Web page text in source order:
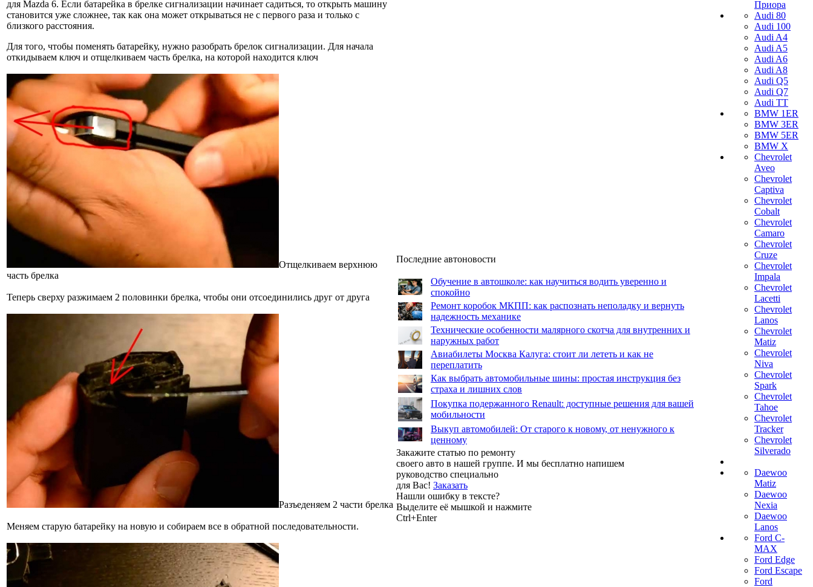
для Mazda 6. Если батарейка в брелке сигнализации начинает садиться, то открыть машину
становится уже сложнее, так как она может открываться не с первого раза и только с
близкого расстояния.
Для того, чтобы поменять батарейку, нужно разобрать брелок сигнализации. Для начала
откидываем ключ и отщелкиваем часть брелка, на которой находится ключ
Отщелкиваем верхнюю
часть брелка
Теперь сверху разжимаем 2 половинки брелка, чтобы они отсоединились друг от друга
Разъеденяем 2 части брелка
Меняем старую батарейку на новую и собираем все в обратной последовательности.
Последние автоновости
Обучение в автошколе: как научиться водить уверенно и
спокойно
Ремонт коробок МКПП: как распознать неполадку и вернуть
надежность механике
Технические особенности малярного скотча для внутренних и
наружных работ
Авиабилеты Москва Калуга: стоит ли лететь и как не
переплатить
Как выбрать автомобильные шины: простая инструкция без
страха и лишних слов
Покупка подержанного Renault: доступные решения для вашей
мобильности
Выкуп автомобилей: От старого к новому, от ненужного к
ценному
Закажите статью по ремонту
своего авто в нашей группе. И мы бесплатно напишем
руководство специально
для Вас! Заказать
Нашли ошибку в тексте?
Выделите её мышкой и нажмите
Ctrl+Enter
Приора
Audi 80
Audi 100
Audi A4
Audi A5
Audi A6
Audi A8
Audi Q5
Audi Q7
Audi TT
BMW 1ER
BMW 3ER
BMW 5ER
BMW X
Chevrolet
Aveo
Chevrolet
Captiva
Chevrolet
Cobalt
Chevrolet
Camaro
Chevrolet
Cruze
Chevrolet
Impala
Chevrolet
Lacetti
Chevrolet
Lanos
Chevrolet
Matiz
Chevrolet
Niva
Chevrolet
Spark
Chevrolet
Tahoe
Chevrolet
Tracker
Chevrolet
Silverado
Daewoo
Matiz
Daewoo
Nexia
Daewoo
Lanos
Ford C-
MAX
Ford Edge
Ford Escape
Ford